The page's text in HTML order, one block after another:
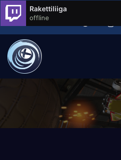
Rakettiliiga
offline